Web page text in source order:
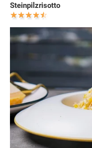
Steinpilzrisotto